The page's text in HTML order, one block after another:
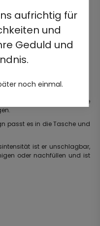
aufrichtig für
und
Geduld und
noch einmal.
elektrische Einwegzigarette
passt es in die Tasche und
ist er unschlagbar,
oder nachfüllen und ist